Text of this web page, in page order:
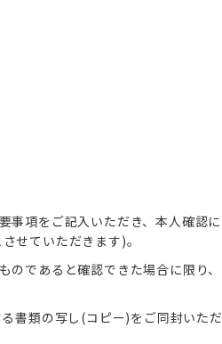
事項をご記入いただき、本人確認に
せていただきます)。
であると確認できた場合に限り、
書類の写し(コピー)をご同封いただ